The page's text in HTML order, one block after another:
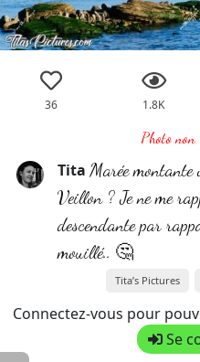
36 1.8K
Photo
Tita Marée
Veillon ? Je ne me
descendante par
mouillé.. 🤔
Tita’s Pictures
Connectez-vous pour
Se